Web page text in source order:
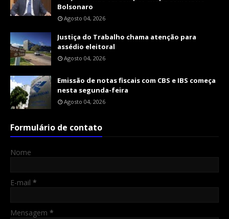
Bolsonaro
Agosto 04, 2026
Justiça do Trabalho chama atenção para
assédio eleitoral
Agosto 04, 2026
Emissão de notas fiscais com CBS e IBS começa
nesta segunda-feira
Agosto 04, 2026
Formulário de contato
Nome
E-mail *
Mensagem *